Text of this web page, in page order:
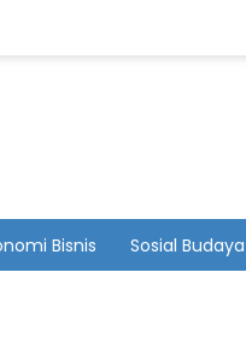
Bisnis Sosial Budaya